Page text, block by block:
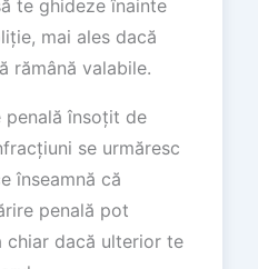
te ghideze înainte
mai ales dacă
rămână valabile.
penală însoțit de
se urmăresc
înseamnă că
penală pot
chiar dacă ulterior te